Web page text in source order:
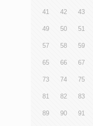
41 42 43
49 50 51
57 58 59
65 66 67
73 74 75
81 82 83
89 90 91